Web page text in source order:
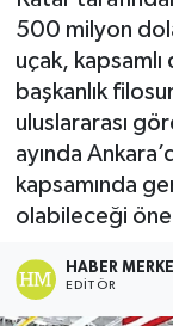
500 milyon
uçak, kapsamlı
başkanlık
uluslararası
ayında
kapsamında
olabileceği
HABER
EDITÖR